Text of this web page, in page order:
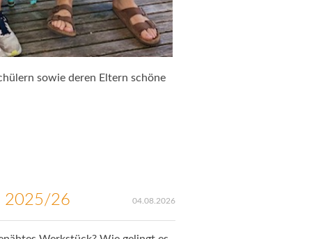
sowie deren Eltern schöne
04.08.2026
2025/26